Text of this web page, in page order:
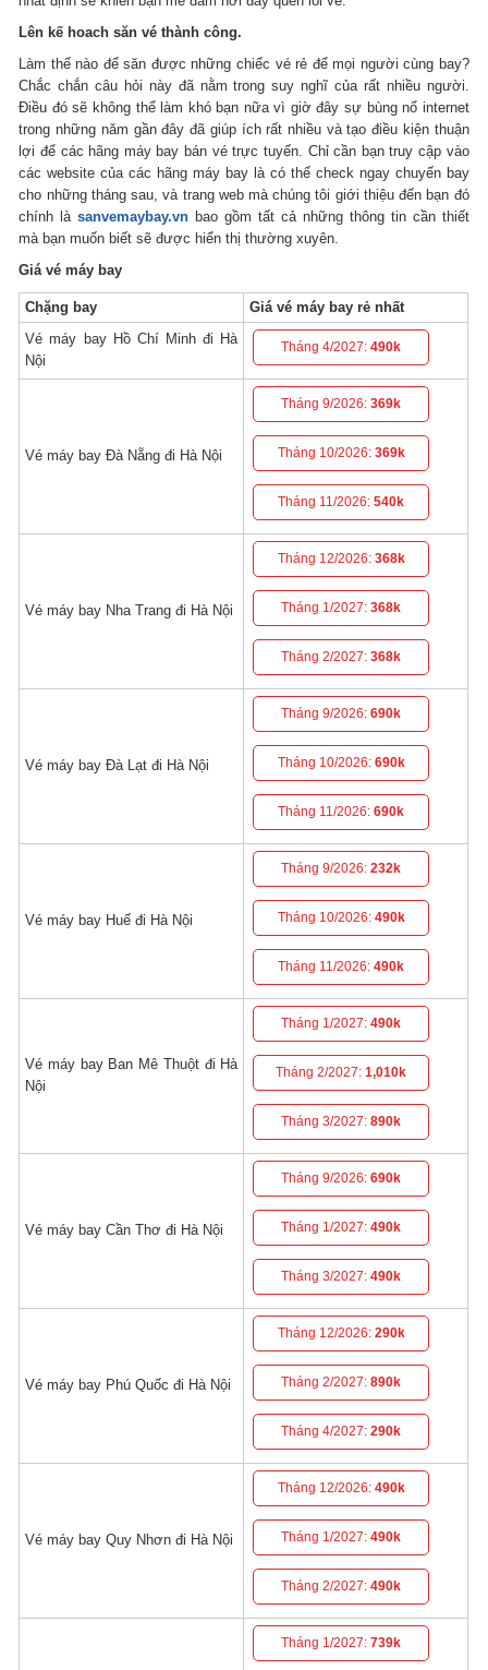
Lên kế hoach săn vé thành công.
Làm thế nào để săn được những chiếc vé rẻ để mọi người cùng bay?
Chắc chắn câu hỏi này đã nằm trong suy nghĩ của rất nhiều người.
Điều đó sẽ không thể làm khó bạn nữa vì giờ đây sự bùng nổ internet
trong những năm gần đây đã giúp ích rất nhiều và tạo điều kiện thuận
lợi để các hãng máy bay bán vé trực tuyến. Chỉ cần bạn truy cập vào
các website của các hãng máy bay là có thể check ngay chuyến bay
cho những tháng sau, và trang web mà chúng tôi giới thiệu đến bạn đó
chính làsanvemaybay.vn bao gồm tất cả những thông tin cần thiết
mà bạn muốn biết sẽ được hiển thị thường xuyên.
Giá vé máy bay
Chặng bay
Giá vé máy bay rẻ nhất
Vé máy bay Hồ Chí Minh đi Hà
Nội
Tháng 4/2027:490k
Vé máy bay Đà Nẵng đi Hà Nội
Tháng 9/2026:369k
Tháng 10/2026: 369k
Tháng 11/2026:540k
Vé máy bay Nha Trang đi Hà Nội
Tháng 12/2026: 368k
Tháng 1/2027:368k
Tháng 2/2027:368k
Vé máy bay Đà Lạt đi Hà Nội
Tháng 9/2026:690k
Tháng 10/2026: 690k
Tháng 11/2026:690k
Vé máy bay Huế đi Hà Nội
Tháng 9/2026:232k
Tháng 10/2026: 490k
Tháng 11/2026:490k
Vé máy bay Ban Mê Thuột đi Hà
Nội
Tháng 1/2027:490k
Tháng 2/2027:1,010k
Tháng 3/2027:890k
Vé máy bay Cần Thơ đi Hà Nội
Tháng 9/2026:690k
Tháng 1/2027:490k
Tháng 3/2027:490k
Vé máy bay Phú Quốc đi Hà Nội
Tháng 12/2026: 290k
Tháng 2/2027:890k
Tháng 4/2027:290k
Vé máy bay Quy Nhơn đi Hà Nội
Tháng 12/2026: 490k
Tháng 1/2027:490k
Tháng 2/2027:490k
Tháng 1/2027:739k